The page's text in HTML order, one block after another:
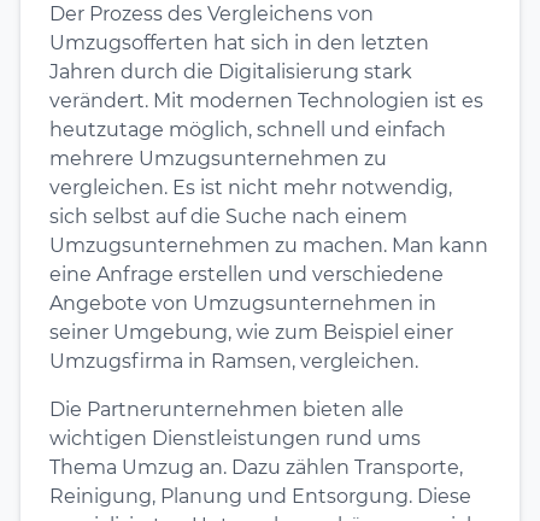
Der Prozess des Vergleichens von
Umzugsofferten hat sich in den letzten
Jahren durch die Digitalisierung stark
verändert. Mit modernen Technologien ist es
heutzutage möglich, schnell und einfach
mehrere Umzugsunternehmen zu
vergleichen. Es ist nicht mehr notwendig,
sich selbst auf die Suche nach einem
Umzugsunternehmen zu machen. Man kann
eine Anfrage erstellen und verschiedene
Angebote von Umzugsunternehmen in
seiner Umgebung, wie zum Beispiel einer
Umzugsfirma in Ramsen, vergleichen.
Die Partnerunternehmen bieten alle
wichtigen Dienstleistungen rund ums
Thema Umzug an. Dazu zählen Transporte,
Reinigung, Planung und Entsorgung. Diese